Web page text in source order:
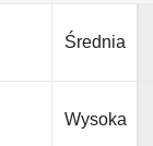
Średnia
Wysoka